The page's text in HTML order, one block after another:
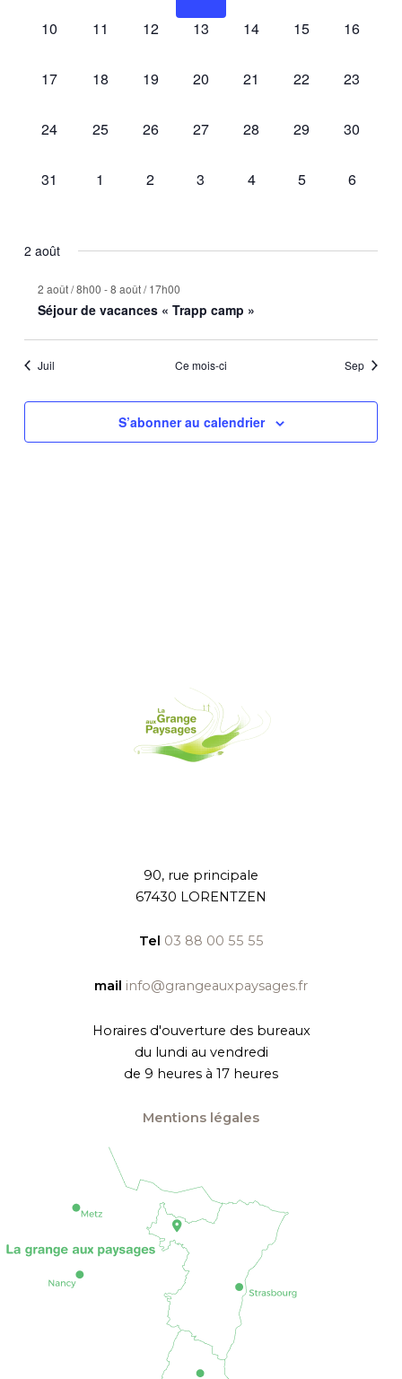
0
10
0
11
0
12
0
13
0
14
0
15
0
16
0
17
0
18
0
19
0
20
0
21
0
22
0
23
0
24
0
25
0
26
0
27
0
28
0
29
0
30
0
31
0
1
0
2
0
3
0
4
0
5
0
6
2 août
2 août / 8h00 -8 août / 17h00
Séjour de vacances « Trapp camp »
Juil Ce mois-ci Sep
S’abonner au calendrier
90, rue principale
67430 LORENTZEN
Tel 03 88 00 55 55
mail info@grangeauxpaysages.fr
Horaires d'ouverture des bureaux
du lundi au vendredi
de 9 heures à 17 heures
Mentions légales